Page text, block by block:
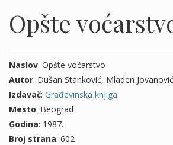
Opšte
Naslov: Opšte voćarstvo
Autor: Dušan Stanković, Mladen Jovanović
Izdavač: Građevinska knjiga
Mesto: Beograd
Godina: 1987.
Broj strana: 602